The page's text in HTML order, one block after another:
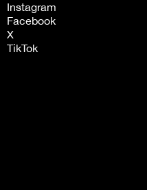
Instagram
Facebook
X
TikTok